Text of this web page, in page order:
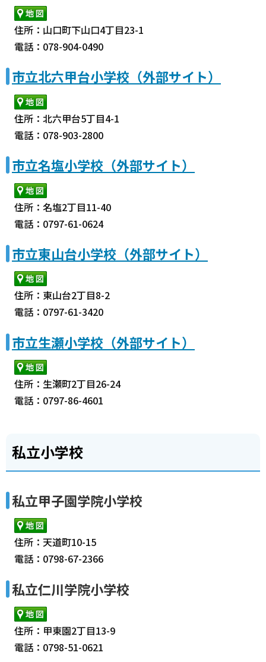
住所：山口町下山口4丁目23-1
電話：078-904-0490
市立北六甲台小学校（外部サイト）
住所：北六甲台5丁目4-1
電話：078-903-2800
市立名塩小学校（外部サイト）
住所：名塩2丁目11-40
電話：0797-61-0624
市立東山台小学校（外部サイト）
住所：東山台2丁目8-2
電話：0797-61-3420
市立生瀬小学校（外部サイト）
住所：生瀬町2丁目26-24
電話：0797-86-4601
私立小学校
私立甲子園学院小学校
住所：天道町10-15
電話：0798-67-2366
私立仁川学院小学校
住所：甲東園2丁目13-9
電話：0798-51-0621